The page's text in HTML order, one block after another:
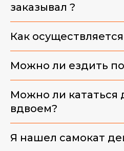
заказывал ?
Как
Можно ли ездить
Можно ли кататься
вдвоем?
Я нашел самокат